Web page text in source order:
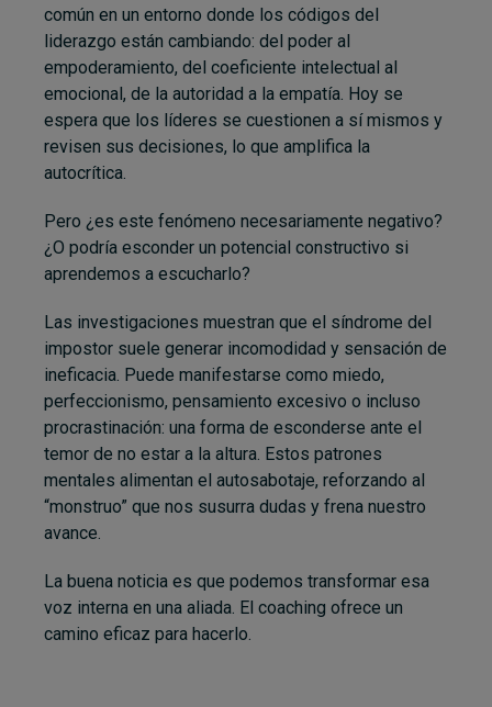
común en un entorno donde los códigos del
liderazgo están cambiando: del poder al
empoderamiento, del coeficiente intelectual al
emocional, de la autoridad a la empatía. Hoy se
espera que los líderes se cuestionen a sí mismos y
revisen sus decisiones, lo que amplifica la
autocrítica.
Pero ¿es este fenómeno necesariamente negativo?
¿O podría esconder un potencial constructivo si
aprendemos a escucharlo?
Las investigaciones muestran que el síndrome del
impostor suele generar incomodidad y sensación de
ineficacia. Puede manifestarse como miedo,
perfeccionismo, pensamiento excesivo o incluso
procrastinación: una forma de esconderse ante el
temor de no estar a la altura. Estos patrones
mentales alimentan el autosabotaje, reforzando al
“monstruo” que nos susurra dudas y frena nuestro
avance.
La buena noticia es que podemos transformar esa
voz interna en una aliada. El coaching ofrece un
camino eficaz para hacerlo.